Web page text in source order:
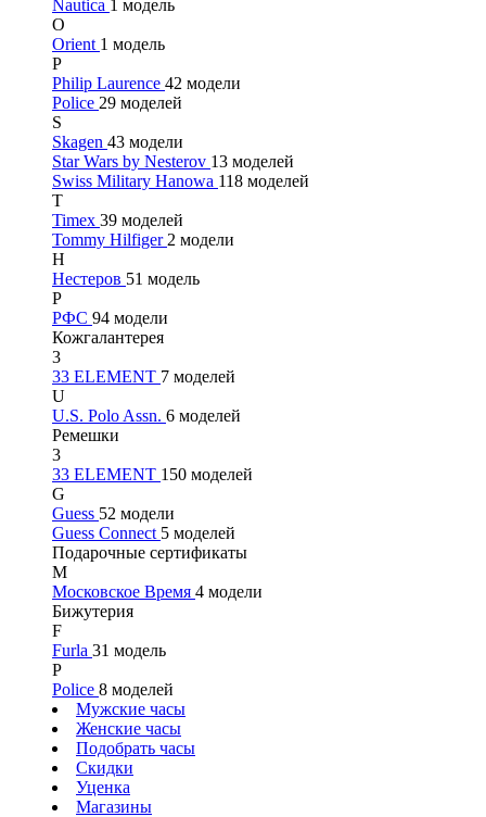
Nautica 1 модель
O
Orient 1 модель
P
Philip Laurence 42 модели
Police 29 моделей
S
Skagen 43 модели
Star Wars by Nesterov 13 моделей
Swiss Military Hanowa 118 моделей
T
Timex 39 моделей
Tommy Hilfiger 2 модели
Н
Нестеров 51 модель
Р
РФС 94 модели
Кожгалантерея
3
33 ELEMENT 7 моделей
U
U.S. Polo Assn. 6 моделей
Ремешки
3
33 ELEMENT 150 моделей
G
Guess 52 модели
Guess Connect 5 моделей
Подарочные сертификаты
М
Московское Время 4 модели
Бижутерия
F
Furla 31 модель
P
Police 8 моделей
Мужские часы
Женские часы
Подобрать часы
Скидки
Уценка
Магазины